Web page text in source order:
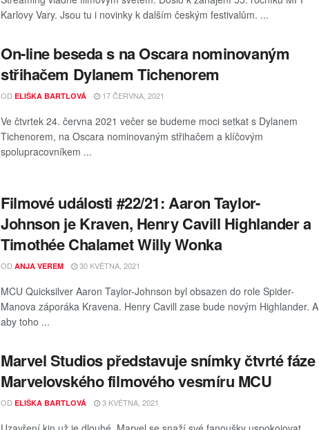
Karlovy Vary. Jsou tu i novinky k dalším českým festivalům. ...
On-line beseda s na Oscara nominovaným
střihačem Dylanem Tichenorem
OD ELIŠKA BARTLOVÁ 17 ČERVNA, 2021
Ve čtvrtek 24. června 2021 večer se budeme moci setkat s Dylanem
Tichenorem, na Oscara nominovaným střihačem a klíčovým
spolupracovníkem ...
Filmové události #22/21: Aaron Taylor-
Johnson je Kraven, Henry Cavill Highlander a
Timothée Chalamet Willy Wonka
OD ANJA VEREM 30 KVĚTNA, 2021
MCU Quicksilver Aaron Taylor-Johnson byl obsazen do role Spider-
Manova záporáka Kravena. Henry Cavill zase bude novým Highlander. A
aby toho ...
Marvel Studios představuje snímky čtvrté fáze
Marvelovského filmového vesmíru MCU
OD ELIŠKA BARTLOVÁ 3 KVĚTNA, 2021